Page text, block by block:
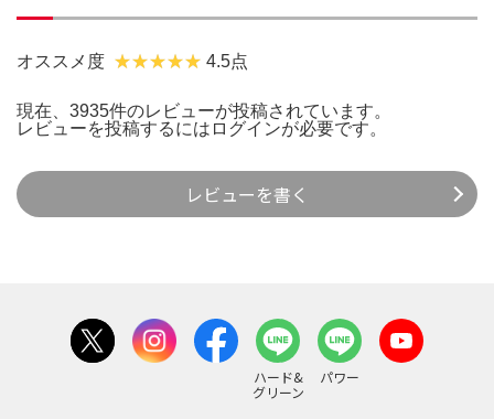
オススメ度 4.5点
現在、3935件のレビューが投稿されています。
レビューを投稿するには ログインが必要です。
レビューを書く
ハード&
グリーン
パワー